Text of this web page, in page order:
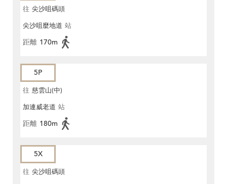
往 尖沙咀碼頭
尖沙咀麼地道 站
距離 170m
5P
往 慈雲山(中)
加連威老道 站
距離 180m
5X
往 尖沙咀碼頭